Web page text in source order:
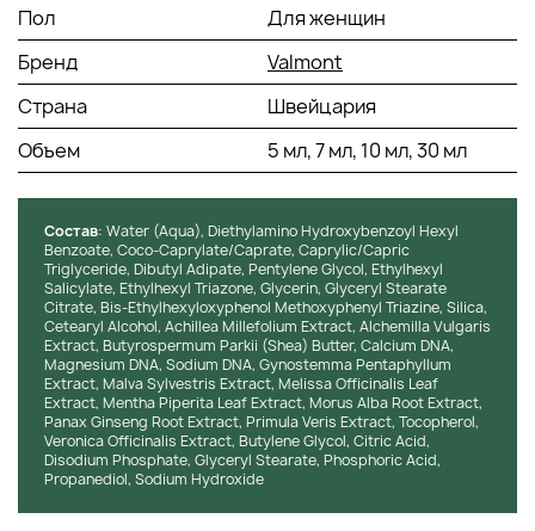
старения кожи. При регулярном применении
значительно повышает упругость и эластичность,
возвращая коже молодой и здоровый вид.
Гиалуроновая кислота:Является мощным
увлажнителем, который притягивает и надолго
удерживает влагу в коже. Она эффективно
разглаживает мелкие морщины и делает кожу
заметно более гладкой и упругой.
Пептиды:Стимулируют активную выработку
коллагена и эластина, укрепляя структуру кожи.
Регулярное применение пептидов помогает
уменьшить глубину морщин и восстановить
упругость кожи лица.
Масло ши (Shea Butter):Глубоко питает кожу,
насыщая её необходимыми жирными кислотами и
витаминами. Оно эффективно смягчает кожу и
защищает её от сухости и негативного воздействия
внешних факторов.
Экстракт алоэ вера:Успокаивает и увлажняет кожу,
мгновенно снимая покраснения и раздражения.
Также обладает мощным противовоспалительным
эффектом, ускоряя заживление и восстановление
Пол
Для женщин
Бренд
Valmont
Страна
Швейцария
Объем
5 мл, 7 мл, 10 мл, 30 мл
Состав: Water (Aqua), Diethylamino Hydroxybenzoyl Hexyl
Benzoate, Coco-Caprylate/Caprate, Caprylic/Capric
Triglyceride, Dibutyl Adipate, Pentylene Glycol, Ethylhexyl
Salicylate, Ethylhexyl Triazone, Glycerin, Glyceryl Stearate
Citrate, Bis-Ethylhexyloxyphenol Methoxyphenyl Triazine, Silica,
Cetearyl Alcohol, Achillea Millefolium Extract, Alchemilla Vulgaris
Extract, Butyrospermum Parkii (Shea) Butter, Calcium DNA,
Magnesium DNA, Sodium DNA, Gynostemma Pentaphyllum
Extract, Malva Sylvestris Extract, Melissa Officinalis Leaf
Extract, Mentha Piperita Leaf Extract, Morus Alba Root Extract,
Panax Ginseng Root Extract, Primula Veris Extract, Tocopherol,
Veronica Officinalis Extract, Butylene Glycol, Citric Acid,
Disodium Phosphate, Glyceryl Stearate, Phosphoric Acid,
Propanediol, Sodium Hydroxide